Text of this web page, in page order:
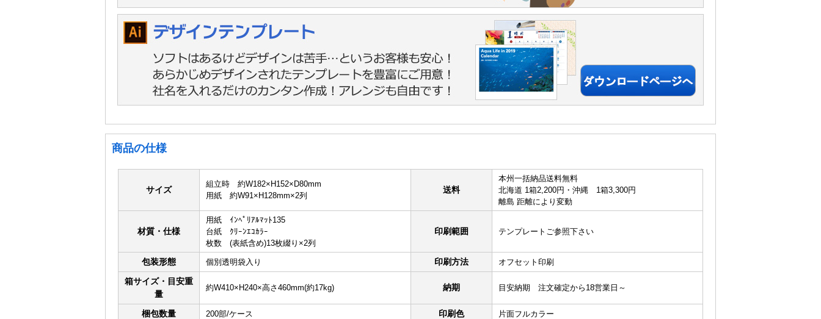
商品の仕様
サイズ
組立時 約W182×H152×D80mm
用紙 約W91×H128mm×2列
送料
本州一括納品送料無料
北海道 1箱2,200円・沖縄 1箱3,300円
離島 距離により変動
材質・仕様
用紙 ｲﾝﾍﾟﾘｱﾙﾏｯﾄ135
台紙 ｸﾘｰﾝｴｺｶﾗｰ
枚数 (表紙含め)13枚綴り×2列
印刷範囲 テンプレートご参照下さい
包装形態 個別透明袋入り 印刷方法 オフセット印刷
箱サイズ・目安重
量
約W410×H240×高さ460mm(約17kg) 納期 目安納期 注文確定から18営業日～
梱包数量 200部/ケース 印刷色 片面フルカラー